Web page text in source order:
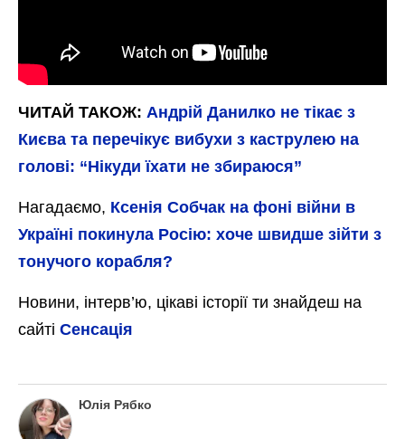
ЧИТАЙ ТАКОЖ: Андрій Данилко не тікає з
Києва та перечікує вибухи з каструлею на
голові: “Нікуди їхати не збираюся”
Нагадаємо, Ксенія Собчак на фоні війни в
Україні покинула Росію: хоче швидше зійти з
тонучого корабля?
Новини, інтерв’ю, цікаві історії ти знайдеш на
сайті Сенсація
Юлія Рябко